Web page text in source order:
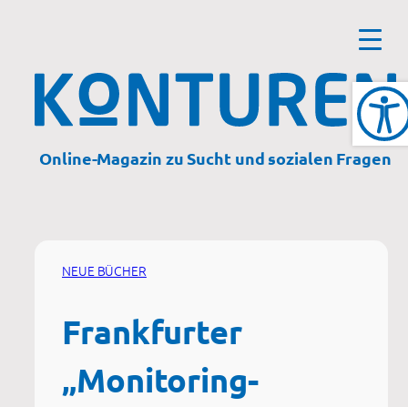
Online-Magazin zu Sucht und sozialen Fragen
NEUE BÜCHER
Frankfurter
„Monitoring-